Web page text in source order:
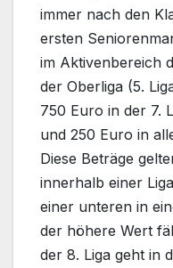
immer nach den
ersten
im Aktivenbereich
der Oberliga (5.
750 Euro in der 7.
und 250 Euro in
Diese Beträge
innerhalb einer
einer unteren in
der höhere Wert
der 8. Liga geht in